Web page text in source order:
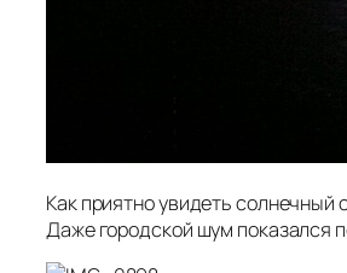
Как приятно увидеть солнечный
Даже городской шум показался